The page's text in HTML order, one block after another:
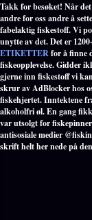
Takk for besøket! Når
andre for oss andre å
fabelaktig fiskestoff. Vi
unytte av det. Det er
ETIKETTERfor å finne
fiskeopplevelse. Gidder
gjerne inn fiskestoff vi
skrur av AdBlocker hos
fiskehjertet. Inntektene
alkoholfri øl. En gang
var utsolgt for fiskepinner
antisosiale medier
skrift helt her nede på